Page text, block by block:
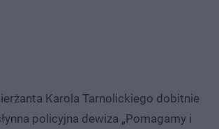
Karola Tarnolickiego dobitnie
policyjna dewiza „Pomagamy i